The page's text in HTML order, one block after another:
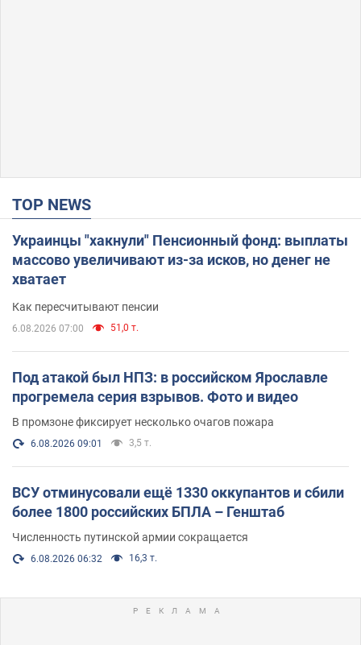
TOP NEWS
Украинцы "хакнули" Пенсионный фонд: выплаты
массово увеличивают из-за исков, но денег не
хватает
Как пересчитывают пенсии
6.08.2026 07:00 51,0 т.
Под атакой был НПЗ: в российском Ярославле
прогремела серия взрывов. Фото и видео
В промзоне фиксирует несколько очагов пожара
6.08.2026 09:01 3,5 т.
ВСУ отминусовали ещё 1330 оккупантов и сбили
более 1800 российских БПЛА – Генштаб
Численность путинской армии сокращается
6.08.2026 06:32 16,3 т.